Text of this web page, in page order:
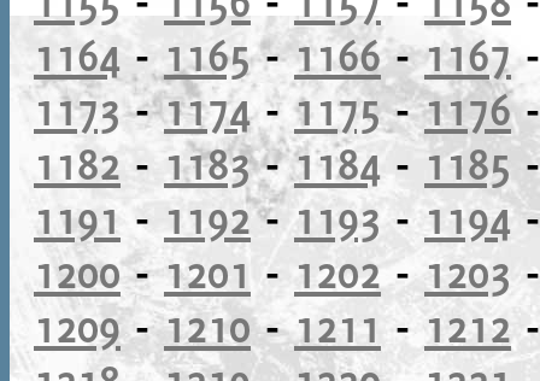
1164 - 1165-1166-1167
1173-1174- 1175-1176
1182 - 1183-1184 - 1185
1191 - 1192-1193-1194
1200-1201 - 1202-1203
1209-1210-1211 -1212